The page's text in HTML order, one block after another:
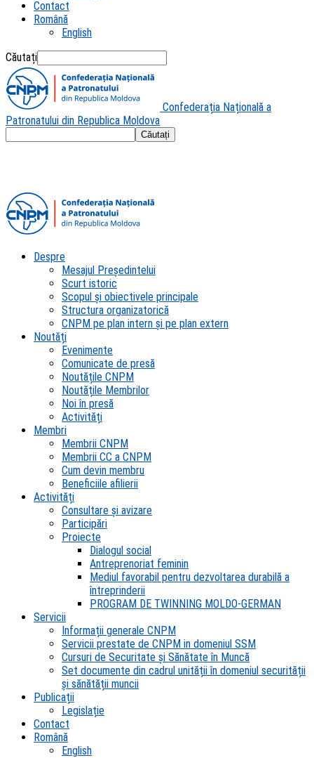
Contact
Română
English
Căutați
Confederația Națională a
Patronatului din Republica Moldova
Despre
Mesajul Președintelui
Scurt istoric
Scopul şi obiectivele principale
Structura organizatorică
CNPM pe plan intern şi pe plan extern
Noutăți
Evenimente
Comunicate de presă
Noutățile CNPM
Noutățile Membrilor
Noi în presă
Activități
Membri
Membrii CNPM
Membrii CC a CNPM
Cum devin membru
Beneficiile afilierii
Activități
Consultare și avizare
Participări
Proiecte
Dialogul social
Antreprenoriat feminin
Mediul favorabil pentru dezvoltarea durabilă a
întreprinderii
PROGRAM DE TWINNING MOLDO-GERMAN
Servicii
Informații generale CNPM
Servicii prestate de CNPM in domeniul SSM
Cursuri de Securitate și Sănătate în Muncă
Set documente din cadrul unității în domeniul securității
și sănătății muncii
Publicații
Legislație
Contact
Română
English